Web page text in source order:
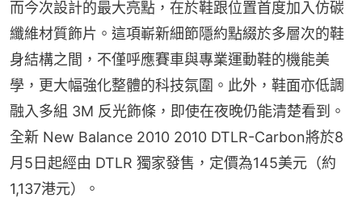
而今次設計的最大亮點，在於鞋跟位置首度加入仿碳
纖維材質飾片。這項嶄新細節隱約點綴於多層次的鞋
身結構之間，不僅呼應賽車與專業運動鞋的機能美
學，更大幅強化整體的科技氛圍。此外，鞋面亦低調
融入多組 3M 反光飾條，即使在夜晚仍能清楚看到。
全新 New Balance 2010 2010 DTLR-Carbon將於8
月5日起經由 DTLR 獨家發售，定價為145美元（約
1,137港元）。